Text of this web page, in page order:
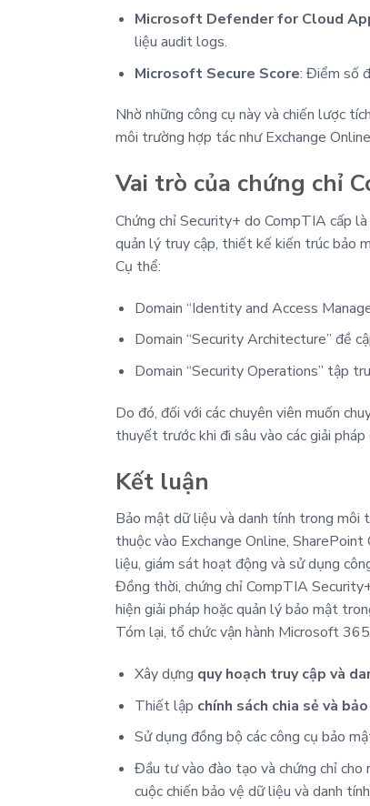
Microsoft Defender for Cloud
liệu audit logs.
Microsoft Secure Score: Điểm số
Nhờ những công cụ này và chiến lược
môi trường hợp tác như Exchange
Vai trò của chứng chỉ
Chứng chỉ Security+ do CompTIA cấp
quản lý truy cập, thiết kế kiến trúc bảo
Cụ thể:
Domain “Identity and Access
Domain “Security Architecture” đề
Domain “Security Operations” tập
Do đó, đối với các chuyên viên muốn
thuyết trước khi đi sâu vào các giải
Kết luận
Bảo mật dữ liệu và danh tính trong môi
thuộc vào Exchange Online,
liệu, giám sát hoạt động và sử dụng
Đồng thời, chứng chỉ CompTIA
hiện giải pháp hoặc quản lý bảo mật
Tóm lại, tổ chức vận hành Microsoft 365
Xây dựng quy hoạch truy cập và
Thiết lập chính sách chia sẻ và
Sử dụng đồng bộ các công cụ bảo
Đầu tư vào đào tạo và chứng chỉ cho
cuộc chiến bảo vệ dữ liệu và danh